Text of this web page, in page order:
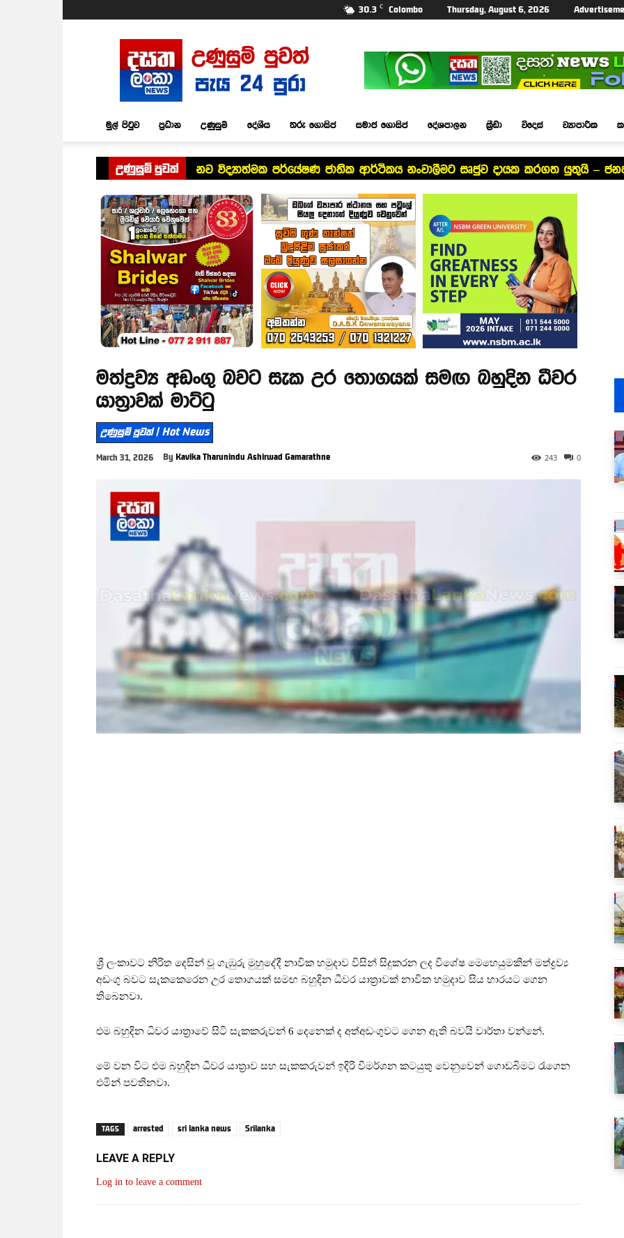
30.3 C Colombo Thursday, August 6, 2026
Dasatha
Lanka
News
මුල් පිටුව ප්‍රධාන උණුසුම් දේශීය තරු ගොසිප් සමාජ ගොසිප් දේශපාලන ක්‍රීඩා විදෙස් ව්‍යාපාරික
උණුසුම් පුවත් නව විද්‍යාත්මක පර්යේෂණ ජාතික ආර්ථිකය නංවාලීමට සෘජුව දායක කරගත යුතුයි –
මත්ද්‍රව්‍ය අඩංගු බවට සැක උර තොගයක් සමඟ බහුදින ධීවර
යාත්‍රාවක් මාට්ටු
උණුසුම් පුවත් | Hot News
March 31, 2026 By Kavika Tharunindu Ashirwad Gamarathne 0
243
ශ්‍රී ලංකාවට නිරිත දෙසින් වූ ගැඹුරු මුහුදේදී නාවික හමුදාව විසින් සිදුකරන ලද විශේෂ මෙහෙයුමකින් මත්ද්‍රව්‍ය
අඩංගු බවට සැකකෙරෙන උර තොගයක් සමඟ බහුදින ධීවර යාත්‍රාවක් නාවික හමුදාව සිය භාරයට ගෙන
තිබෙනවා.
එම බහුදින ධිවර යාත්‍රාවේ සිටි සැකකරුවන් 6 දෙනෙක් ද අත්අඩංගුවට ගෙන ඇති බවයි වාර්තා වන්නේ.
මේ වන විට එම බහුදින ධීවර යාත්‍රාව සහ සැකකරුවන් ඉදිරි විමර්ශන කටයුතු වෙනුවෙන් ගොඩබිමට රැගෙන
එමින් පවතිනවා.
TAGS arrested sri lanka news Srilanka
LEAVE A REPLY
Log in to leave a comment